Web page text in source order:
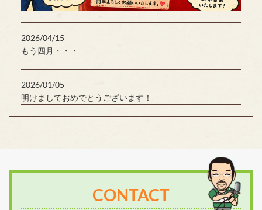
2026/04/15
もう四月・・・
2026/01/05
明けましておめでとうございます！
CONTACT